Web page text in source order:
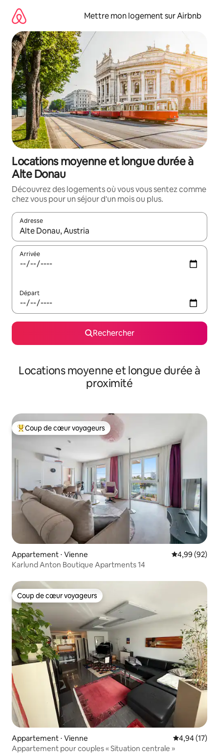
directement
contenu
Mettre mon logement sur Airbnb
Locations moyenne et longue durée à
Alte Donau
Découvrez des logements où vous vous sentez comme
chez vous pour un séjour d'un mois ou plus.
Adresse
Lorsque les résultats s'affichent, utilisez les flèches vers le
Arrivée
Départ
Rechercher
Locations moyenne et longue durée à
proximité
Coups de cœur voyageurs les plus appréciés
Coup de cœur voyageurs
Appartement ⋅ Vienne Évaluation
4,99 (92)
Karlund Anton Boutique Apartments 14
Coup de cœur voyageurs
Coup de cœur voyageurs
Appartement ⋅ Vienne Évaluation
4,94 (17)
Appartement pour couples « Situation centrale »